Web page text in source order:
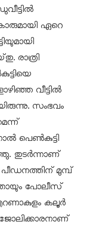
ഏറെ
രാത്രി
വീട്ടിൽ
സംഭവം
പെൺകുട്ടി
തുടർന്നാണ്
മുമ്പ്
പോലീസ്
കലൂർ